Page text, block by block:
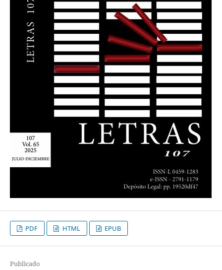
PDF HTML EPUB
Publicado